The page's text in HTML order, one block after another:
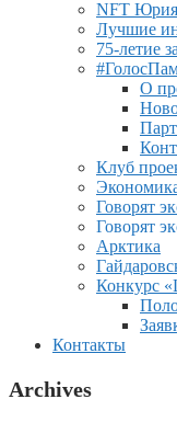
NFT Юрия
Лучшие
75-летие
О
Клуб
Говорят
Говорят
Арктика
Конкурс
Контакты
Archives